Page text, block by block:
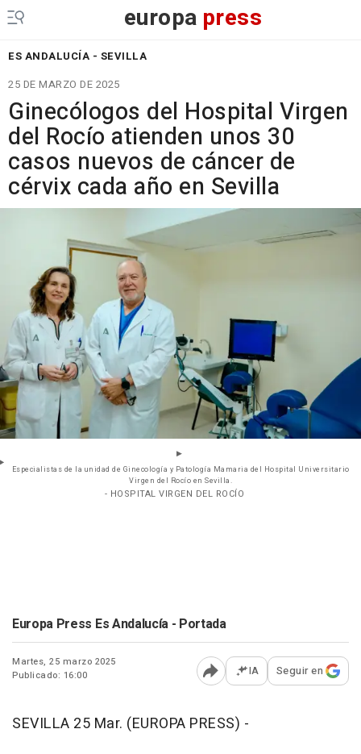
europa press
ES ANDALUCÍA - SEVILLA
25 DE MARZO DE 2025
Ginecólogos del Hospital Virgen
del Rocío atienden unos 30
casos nuevos de cáncer de
cérvix cada año en Sevilla
Especialistas de la unidad de Ginecología y Patología Mamaria del Hospital Universitario
Virgen del Rocío en Sevilla.
- HOSPITAL VIRGEN DEL ROCÍO
Europa Press Es Andalucía - Portada
Martes, 25 marzo 2025
Publicado: 16:00
Abrir opciones para
IA Seguir en
SEVILLA 25 Mar. (EUROPA PRESS) -